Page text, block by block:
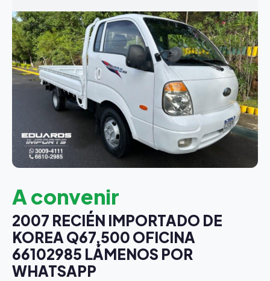
A convenir
2007 RECIÉN IMPORTADO DE
KOREA Q67,500 OFICINA
66102985 LÁMENOS POR
WHATSAPP